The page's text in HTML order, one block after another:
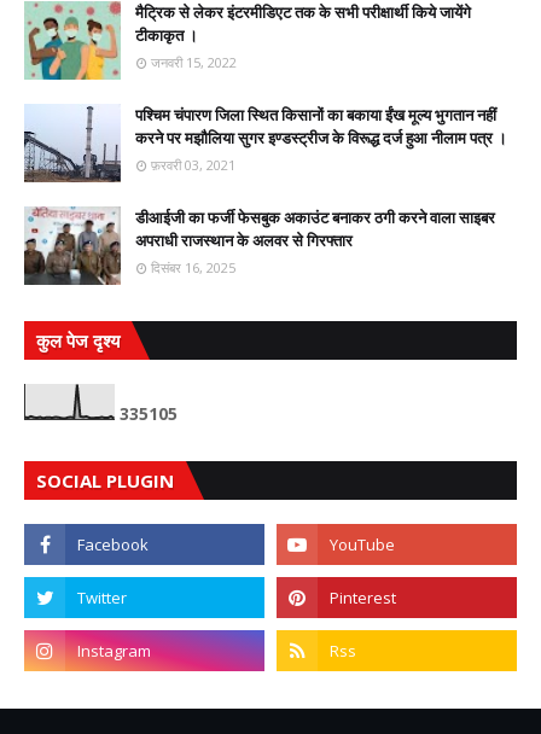
मैट्रिक से लेकर इंटरमीडिएट तक के सभी परीक्षार्थी किये जायेंगे
टीकाकृत ।
जनवरी 15, 2022
पश्चिम चंपारण जिला स्थित किसानों का बकाया ईंख मूल्य भुगतान नहीं
करने पर मझौलिया सुगर इण्डस्ट्रीज के विरूद्ध दर्ज हुआ नीलाम पत्र ।
फ़रवरी 03, 2021
डीआईजी का फर्जी फेसबुक अकाउंट बनाकर ठगी करने वाला साइबर
अपराधी राजस्थान के अलवर से गिरफ्तार
दिसंबर 16, 2025
कुल पेज दृश्य
335105
SOCIAL PLUGIN